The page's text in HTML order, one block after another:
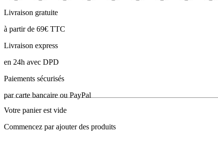
Livraison gratuite
à partir de 69€ TTC
Livraison express
en 24h avec DPD
Paiements sécurisés
par carte bancaire ou PayPal
Votre panier est vide
Commencez par ajouter des produits